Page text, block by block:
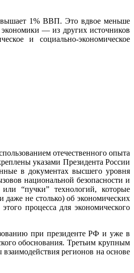
1% ВВП. Это вдвое меньше
экономики ― из других источников
и социально-экономическое
отечественного опыта
указами Президента России
в документах высшего уровня
национальной безопасности и
“пучки” технологий, которые
даже не столько) об экономических
процесса для экономического
при президенте РФ и уже в
обоснования. Третьим крупным
регионов на основе